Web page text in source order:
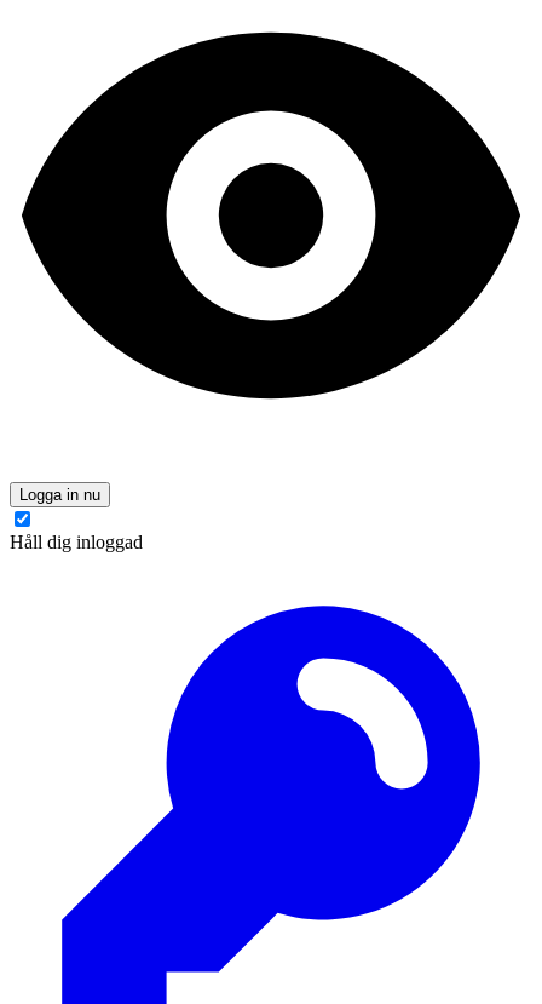
Logga in nu
Håll dig inloggad